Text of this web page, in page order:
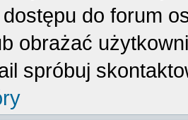
do forum
obrażać
spróbuj